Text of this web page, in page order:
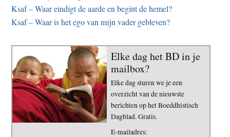
Ksaf – Waar eindigt de aarde en begint de hemel?
Ksaf – Waar is het ego van mijn vader gebleven?
Elke dag het BD in je
mailbox?
Elke dag sturen we je een
overzicht van de nieuwste
berichten op het Boeddhistisch
Dagblad. Gratis.
E-mailadres: